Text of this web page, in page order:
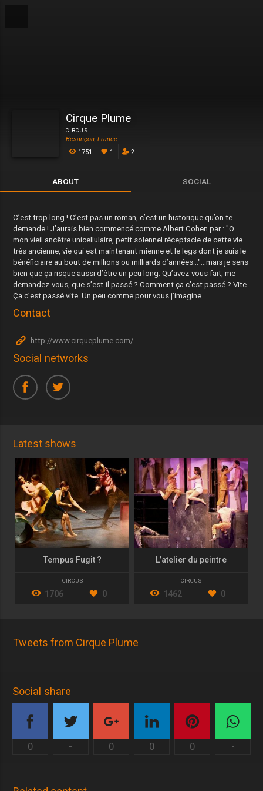
Cirque Plume
CIRCUS
Besançon, France
1751
1 2
ABOUT SOCIAL
C’est trop long ! C’est pas un roman, c’est un historique qu’on te
demande ! J’aurais bien commencé comme Albert Cohen par : "O
mon vieil ancêtre unicellulaire, petit solennel réceptacle de cette vie
très ancienne, vie qui est maintenant mienne et le legs dont je suis le
bénéficiaire au bout de millions ou milliards d’années…"…mais je sens
bien que ça risque aussi d’être un peu long. Qu’avez-vous fait, me
demandez-vous, que s’est-il passé ? Comment ça c’est passé ? Vite.
Ça c’est passé vite. Un peu comme pour vous j’imagine.
Contact
http://www.cirqueplume.com/
Social networks
Latest shows
Tempus Fugit ?
CIRCUS
1706 0
L’atelier du peintre
CIRCUS
1462 0
Tweets from Cirque Plume
Social share
0 - 0 0 0 -